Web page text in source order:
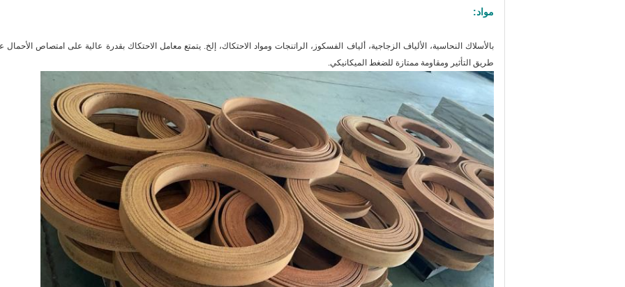
مواد:
بالأسلاك النحاسية، الألياف الزجاجية، ألياف الفسكوز، الراتنجات ومواد الاحتكاك، إلخ. يتمتع معامل الاحتكاك بقدرة عالية على امتصاص الأحمال
طريق التأثير ومقاومة ممتازة للضغط الميكانيكي.